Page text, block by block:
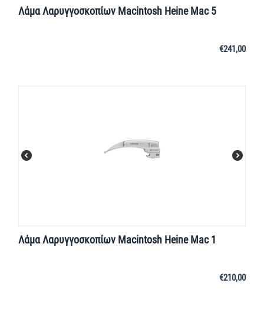
Λάμα Λαρυγγοσκοπίων Macintosh Heine Mac 5
€241,00
Λάμα Λαρυγγοσκοπίων Macintosh Heine Mac 1
€210,00